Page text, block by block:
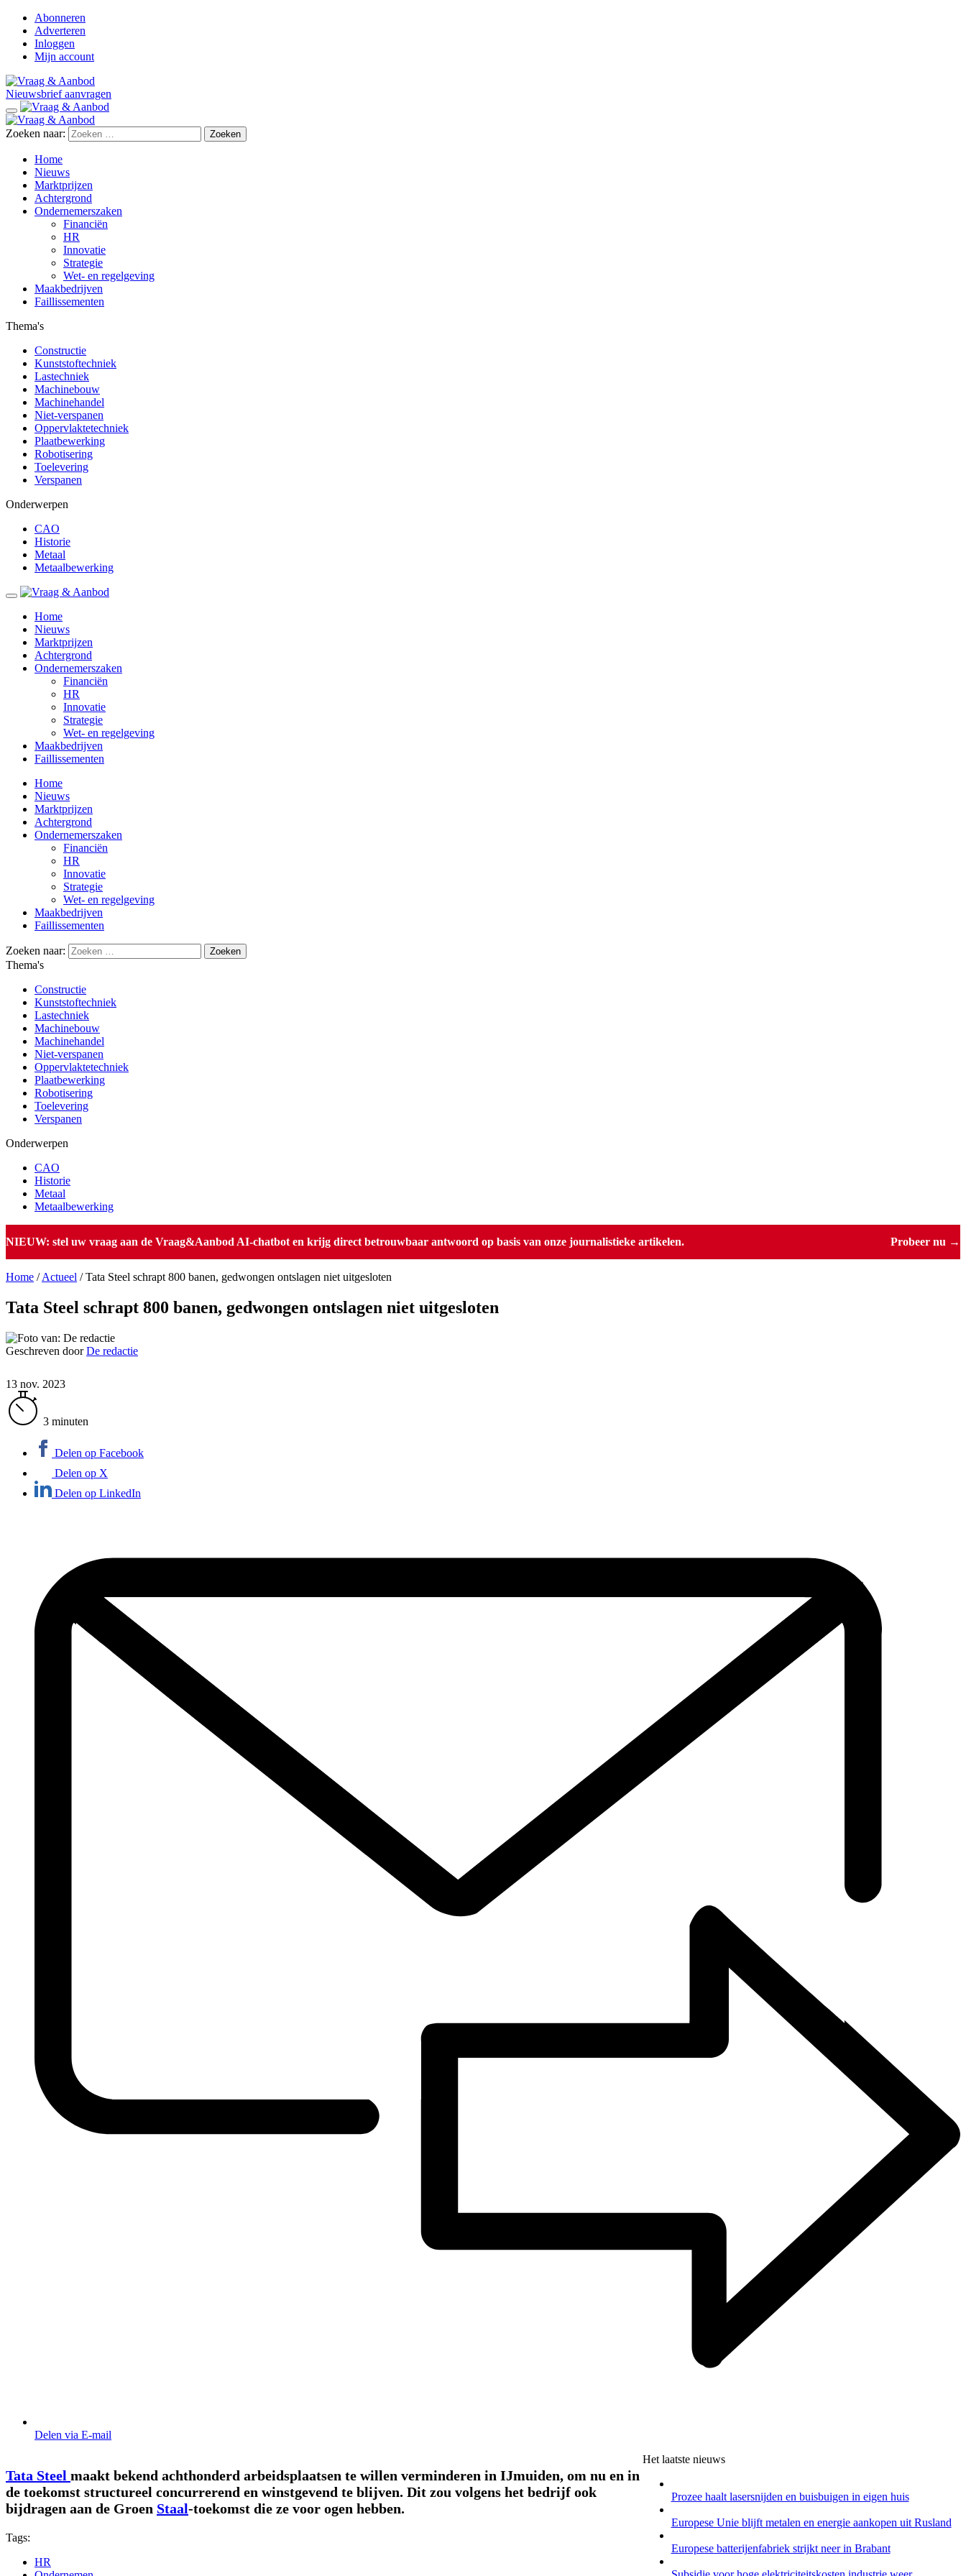
Abonneren
Adverteren
Inloggen
Mijn account
Nieuwsbrief aanvragen
Zoeken naar:
Home
Nieuws
Marktprijzen
Achtergrond
Ondernemerszaken
Financiën
HR
Innovatie
Strategie
Wet- en regelgeving
Maakbedrijven
Faillissementen
Thema's
Constructie
Kunststoftechniek
Lastechniek
Machinebouw
Machinehandel
Niet-verspanen
Oppervlaktetechniek
Plaatbewerking
Robotisering
Toelevering
Verspanen
Onderwerpen
CAO
Historie
Metaal
Metaalbewerking
Home
Nieuws
Marktprijzen
Achtergrond
Ondernemerszaken
Financiën
HR
Innovatie
Strategie
Wet- en regelgeving
Maakbedrijven
Faillissementen
Home
Nieuws
Marktprijzen
Achtergrond
Ondernemerszaken
Financiën
HR
Innovatie
Strategie
Wet- en regelgeving
Maakbedrijven
Faillissementen
Zoeken naar:
Thema's
Constructie
Kunststoftechniek
Lastechniek
Machinebouw
Machinehandel
Niet-verspanen
Oppervlaktetechniek
Plaatbewerking
Robotisering
Toelevering
Verspanen
Onderwerpen
CAO
Historie
Metaal
Metaalbewerking
NIEUW: stel uw vraag aan de Vraag&Aanbod AI-chatbot en krijg direct betrouwbaar antwoord op basis van onze journalistieke artikelen. Probeer nu →
Home /Actueel /Tata Steel schrapt 800 banen, gedwongen ontslagen niet uitgesloten
Tata Steel schrapt 800 banen, gedwongen ontslagen niet uitgesloten
Geschreven doorDe redactie
13 nov. 2023
3 minuten
Delen op Facebook
Delen op X
Delen op LinkedIn
Delen via E-mail
Tata Steel maakt bekend achthonderd arbeidsplaatsen te willen verminderen in IJmuiden, om nu en in
de toekomst structureel concurrerend en winstgevend te blijven. Dit zou volgens het bedrijf ook
bijdragen aan de Groen Staal-toekomst die ze voor ogen hebben.
Tags:
HR
Het laatste nieuws
Prozee haalt lasersnijden en buisbuigen in eigen huis
Europese Unie blijft metalen en energie aankopen uit Rusland
Europese batterijenfabriek strijkt neer in Brabant